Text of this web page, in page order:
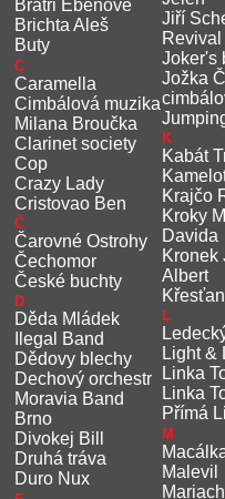
Bratři Ebenové
Brichta Aleš
Buty
C
Caramella
Cimbálová muzika
Milana Broučka
Clarinet society
Cop
Crazy Lady
Cristovao Ben
Č
Čarovné Ostrohy
Čechomor
České buchty
D
Děda Mládek
Ilegal Band
Dědovy blechy
Dechový orchestr
Moravia Band
Brno
Divokej Bill
Druhá tráva
Duro Nux
Jiří
Revival
Joker's
Jožka
K
Kabát
Krajčo
Kroky
Davida
Kronek
Albert
L
Light &
Linka
Linka
Přímá
M
Malevil